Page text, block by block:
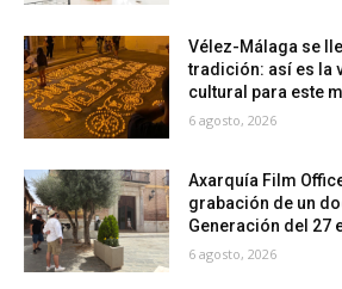
Vélez-Málaga se
tradición: así es la
cultural para este
6 agosto, 2026
Axarquía Film
grabación de un
Generación del 27
6 agosto, 2026